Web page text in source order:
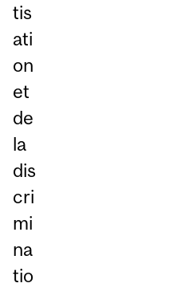
tis
ati
on
et
de
la
dis
cri
mi
na
tio